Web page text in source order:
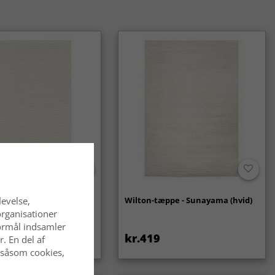
(creme) Wilton-tæppe - Sunayama (hvid)
kr.419
indsamler
En del af
cookies,